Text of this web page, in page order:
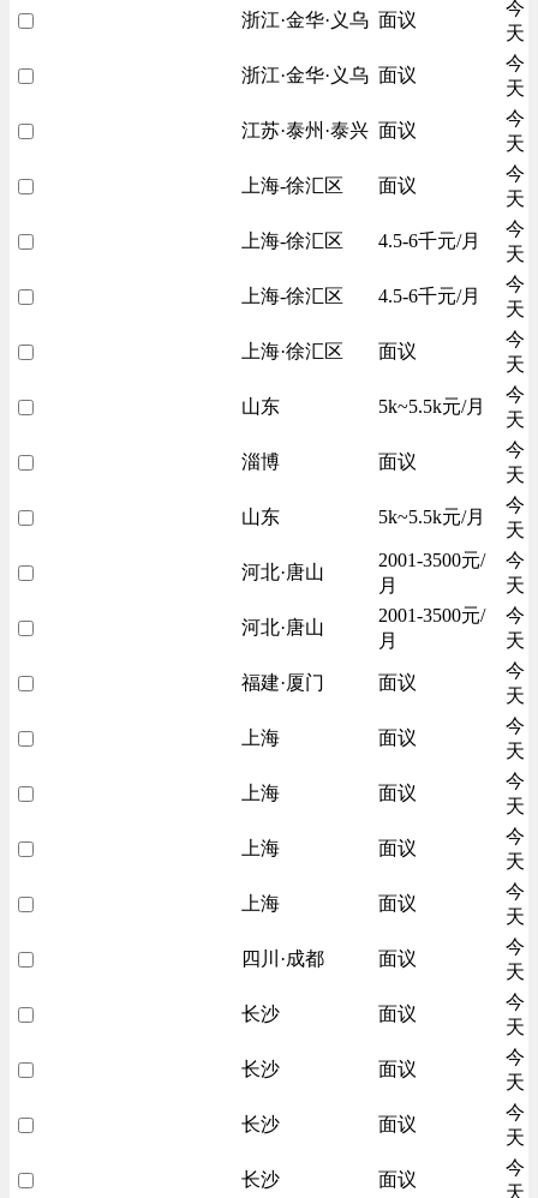
浙江·金华·义乌 面议
今
天
浙江·金华·义乌 面议
今
天
江苏·泰州·泰兴 面议
今
天
上海-徐汇区 面议
今
天
上海-徐汇区 4.5-6千元/月
今
天
上海-徐汇区 4.5-6千元/月
今
天
上海·徐汇区 面议
今
天
山东 5k~5.5k元/月
今
天
淄博 面议
今
天
山东 5k~5.5k元/月
今
天
河北·唐山
2001-3500元/
月
今
天
河北·唐山
2001-3500元/
月
今
天
福建·厦门 面议
今
天
上海 面议
今
天
上海 面议
今
天
上海 面议
今
天
上海 面议
今
天
四川·成都 面议
今
天
长沙 面议
今
天
长沙 面议
今
天
长沙 面议
今
天
长沙 面议
今
天